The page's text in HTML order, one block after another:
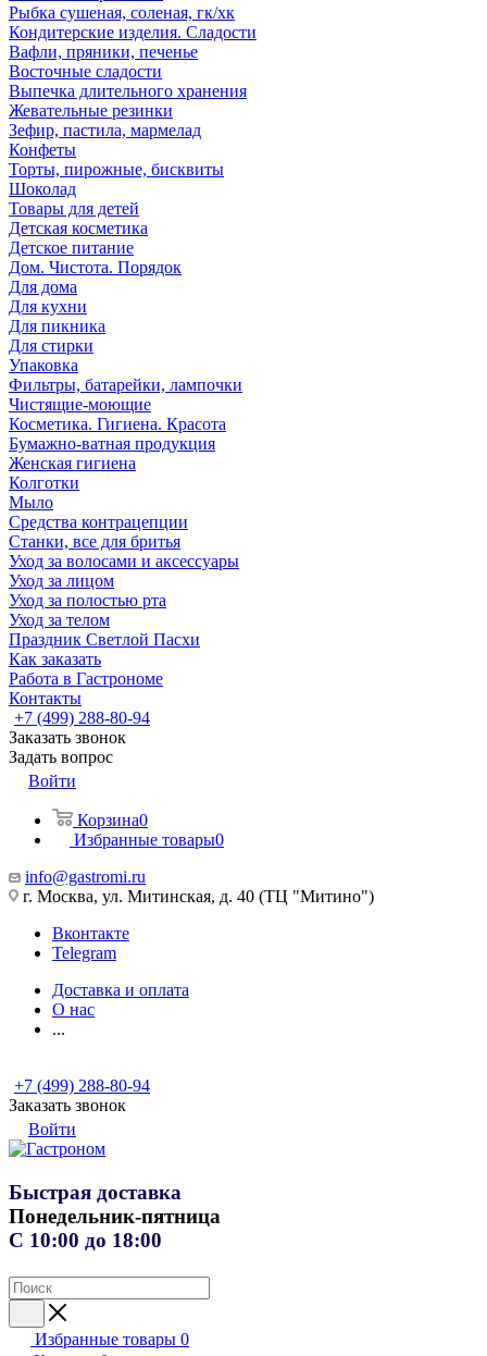
Рыбка сушеная, соленая, гк/хк
Кондитерские изделия. Сладости
Вафли, пряники, печенье
Восточные сладости
Выпечка длительного хранения
Жевательные резинки
Зефир, пастила, мармелад
Конфеты
Торты, пирожные, бисквиты
Шоколад
Товары для детей
Детская косметика
Детское питание
Дом. Чистота. Порядок
Для дома
Для кухни
Для пикника
Для стирки
Упаковка
Фильтры, батарейки, лампочки
Чистящие-моющие
Косметика. Гигиена. Красота
Бумажно-ватная продукция
Женская гигиена
Колготки
Мыло
Средства контрацепции
Станки, все для бритья
Уход за волосами и аксессуары
Уход за лицом
Уход за полостью рта
Уход за телом
Праздник Светлой Пасхи
Как заказать
Работа в Гастрономе
Контакты
+7 (499) 288-80-94
Заказать звонок
Задать вопрос
Войти
Корзина0
Избранные товары0
info@gastromi.ru
г. Москва, ул. Митинская, д. 40 (ТЦ "Митино")
Вконтакте
Telegram
Доставка и оплата
О нас
...
+7 (499) 288-80-94
Заказать звонок
Войти
Быстрая доставка
Понедельник-пятница
С 10:00 до 18:00
Избранные товары 0